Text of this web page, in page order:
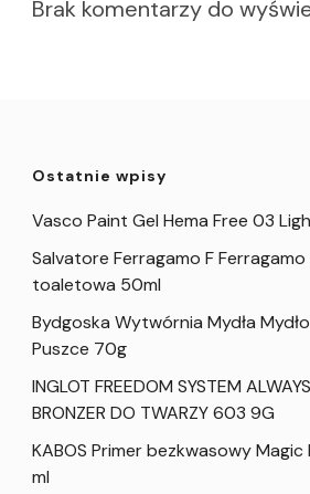
Brak komentarzy do
Ostatnie wpisy
Vasco Paint Gel Hema Free 03
Salvatore Ferragamo F
toaletowa 50ml
Bydgoska Wytwórnia Mydła
Puszce 70g
INGLOT FREEDOM SYSTEM
BRONZER DO TWARZY 603 9G
KABOS Primer bezkwasowy Magic
ml